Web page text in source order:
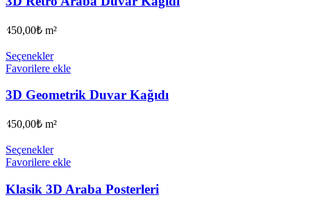
450,00₺ m²
Seçenekler
Favorilere ekle
3D Geometrik Duvar Kağıdı
450,00₺ m²
Seçenekler
Favorilere ekle
Klasik 3D Araba Posterleri